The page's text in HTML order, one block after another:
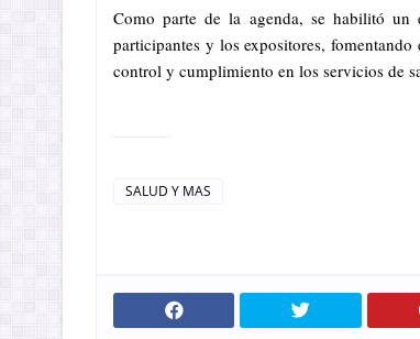
Como parte de la agenda, se habilitó un
participantes y los expositores,
control y cumplimiento en los servicios de
SALUD Y MAS